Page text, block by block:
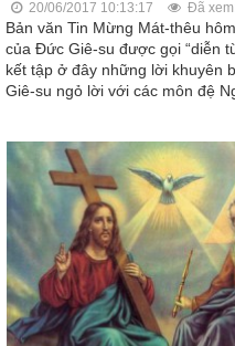
20/06/2017 10:13:17 Đã
Bản văn Tin Mừng Mát-thêu
của Đức Giê-su được gọi “diễn
kết tập ở đây những lời khuyên
Giê-su ngỏ lời với các môn đệ